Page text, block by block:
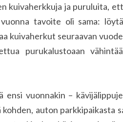
kuivaherkkuja ja puruluita,
tavoite oli sama:
kuivaherkut seuraavan
purukalustoaan
vuonnakin –
auton parkkipaikasta